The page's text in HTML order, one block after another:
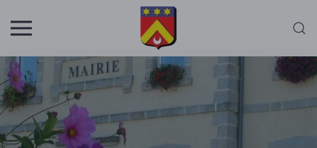
Skip to main content